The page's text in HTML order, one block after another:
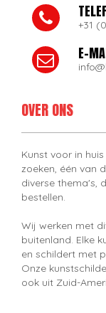
+31
E-
OVER ONS
Kunst voor in
zoeken, één van
diverse thema's,
bestellen.
Wij werken met
buitenland. Elke
en schildert met
Onze
ook uit Zuid-